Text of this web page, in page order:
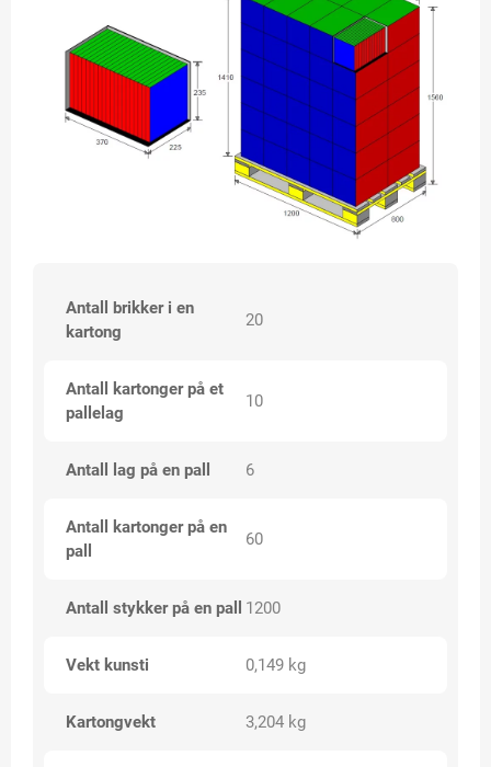
Antall brikker i en
kartong
20
Antall kartonger på et
pallelag
10
Antall lag på en pall 6
Antall kartonger på en
pall
60
Antall stykker på en pall 1200
Vekt kunsti 0,149 kg
Kartongvekt 3,204 kg